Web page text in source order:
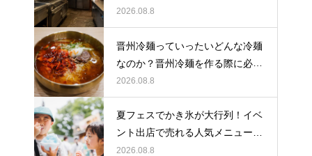
と厨房機器選びを解説
2026.08.8
晋州冷麺っていったいどんな冷麺
なのか？晋州冷麺を作る際に必要
なアイテムとは？
2026.08.8
夏フェスでかき氷が大行列！イベ
ント出店で売れる人気メニュー作
りのポイント
2026.08.8